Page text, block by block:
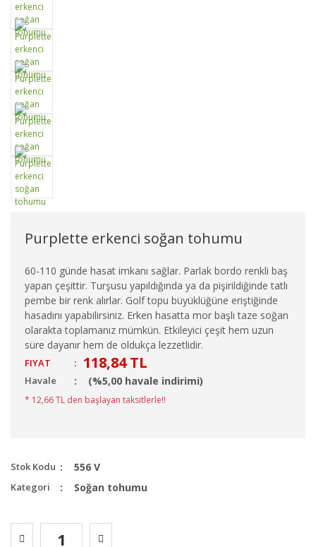
Purplette erkenci soğan tohumu
60-110 günde hasat imkanı sağlar. Parlak bordo renkli baş
yapan çeşittir. Turşusu yapıldığında ya da pişirildiğinde tatlı
pembe bir renk alırlar. Golf topu büyüklüğüne eriştiğinde
hasadını yapabilirsiniz. Erken hasatta mor başlı taze soğan
olarakta toplamanız mümkün. Etkileyici çeşit hem uzun
süre dayanır hem de oldukça lezzetlidir.
FIYAT : 118,84 TL
Havale (%5,00 havale indirimi)
* 12,66 TL den başlayan taksitlerle!!
Stok Kodu 556 V
Kategori Soğan tohumu